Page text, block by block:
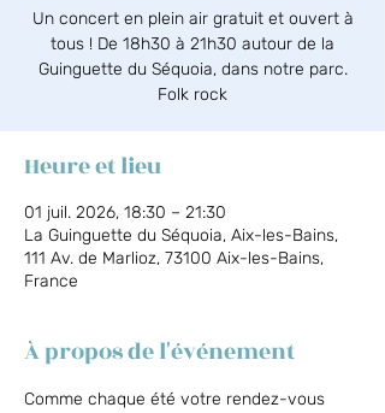
Un concert en plein air gratuit et ouvert à
tous ! De 18h30 à 21h30 autour de la
Guinguette du Séquoia, dans notre parc.
Folk rock
Heure et lieu
01 juil. 2026, 18:30 – 21:30
La Guinguette du Séquoia, Aix-les-Bains,
111 Av. de Marlioz, 73100 Aix-les-Bains,
France
À propos de l'événement
Comme chaque été votre rendez-vous